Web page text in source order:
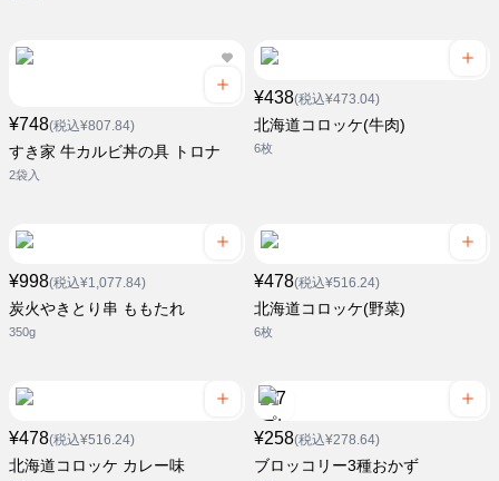
¥748(税込¥807.84)
すき家 牛カルビ丼の具 トロナ
2袋入
¥438(税込¥473.04)
北海道コロッケ(牛肉)
6枚
¥998(税込¥1,077.84)
炭火やきとり串 ももたれ
350g
¥478(税込¥516.24)
北海道コロッケ(野菜)
6枚
¥478(税込¥516.24)
北海道コロッケ カレー味
¥258(税込¥278.64)
ブロッコリー3種おかず